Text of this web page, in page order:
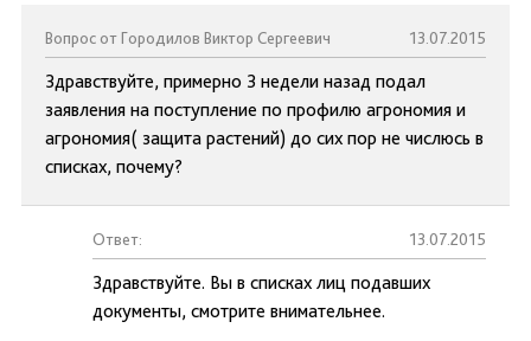
Вопрос от Городилов Виктор Сергеевич 13.07.2015
Здравствуйте, примерно 3 недели назад подал
заявления на поступление по профилю агрономия и
агрономия( защита растений) до сих пор не числюсь в
списках, почему?
Ответ: 13.07.2015
Здравствуйте. Вы в списках лиц подавших
документы, смотрите внимательнее.